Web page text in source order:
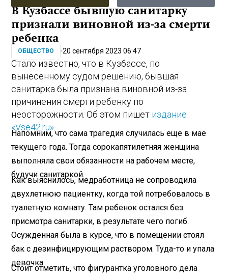
В Кузбассе бывшую санитарку
признали виновной из-за смерти
ребенка
ОБЩЕСТВО 20 сентября 2023 06:47
Стало известно, что в Кузбассе, по
вынесенному судом решению, бывшая
санитарка была признана виновной из-за
причинения смерти ребенку по
неосторожности. Об этом пишет издание
«Vse42.ru»
Напомним, что сама трагедия случилась еще в мае
текущего года. Тогда сорокапятилетняя женщина
выполняла свои обязанности на рабочем месте,
будучи санитаркой.
Как выяснилось, медработница не сопроводила
двухлетнюю пациентку, когда той потребовалось в
туалетную комнату. Там ребенок остался без
присмотра санитарки, в результате чего погиб.
Осужденная была в курсе, что в помещении стоял
бак с дезинфицирующим раствором. Туда-то и упала
девочка.
Стоит отметить, что фигурантка уголовного дела